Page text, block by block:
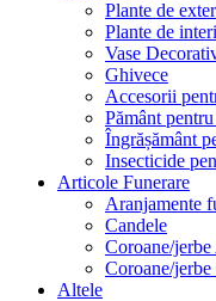
Plante de
Plante de
Vase
Ghivece
Accesorii
Pământ
Îngrășământ
Insecticide
Articole Funerare
Aranjamente
Candele
Coroane/
Coroane/
Altele